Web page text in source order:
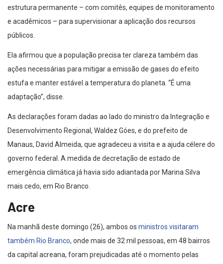
estrutura permanente – com comitês, equipes de monitoramento
e acadêmicos – para supervisionar a aplicação dos recursos
públicos.
Ela afirmou que a população precisa ter clareza também das
ações necessárias para mitigar a emissão de gases do efeito
estufa e manter estável a temperatura do planeta. “É uma
adaptação”, disse.
As declarações foram dadas ao lado do ministro da Integração e
Desenvolvimento Regional, Waldez Góes, e do prefeito de
Manaus, David Almeida, que agradeceu a visita e a ajuda célere do
governo federal. A medida de decretação de estado de
emergência climática já havia sido adiantada por Marina Silva
mais cedo, em Rio Branco.
Acre
Na manhã deste domingo (26), ambos os ministros visitaram
também Rio Branco, onde mais de 32 mil pessoas, em 48 bairros
da capital acreana, foram prejudicadas até o momento pelas